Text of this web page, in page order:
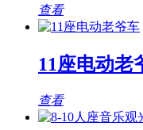
查看
11座电动老
查看